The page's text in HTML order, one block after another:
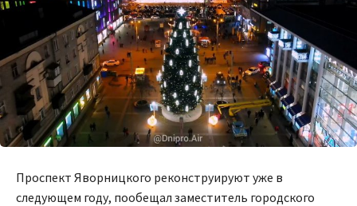
Проспект Яворницкого реконструируют уже в
следующем году, пообещал заместитель городского